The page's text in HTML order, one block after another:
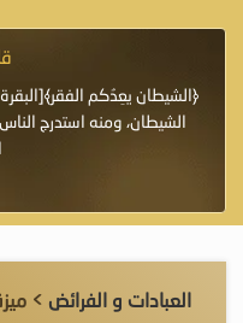
الشيطان، ومنه استدرج
العبادات و الفرائض >